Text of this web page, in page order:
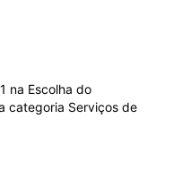
na Escolha do
categoria Serviços de